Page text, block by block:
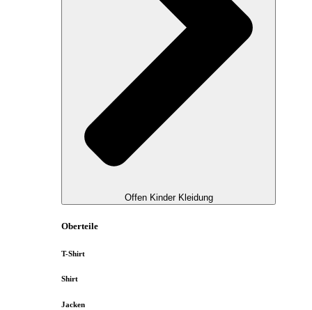
Offen Kinder Kleidung
Oberteile
T-Shirt
Shirt
Jacken